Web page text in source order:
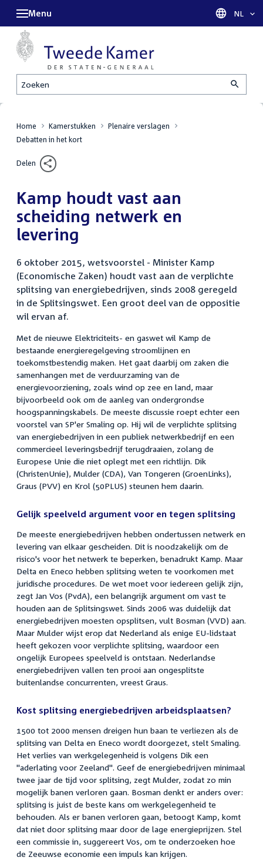
Zoeken
Menu Taal
NL
Home Kamerstukken
Plenaire verslagen
Debatten in het kort
Delen
Kamp houdt vast aan
scheiding netwerk en
levering
6 oktober 2015, wetsvoorstel - Minister Kamp
(Economische Zaken) houdt vast aan de verplichte
splitsing van energiebedrijven, sinds 2008 geregeld
in de Splitsingswet. Een groot deel van de oppositie
wil ervan af.
Met de nieuwe Elektriciteits- en gaswet wil Kamp de
bestaande energieregelgeving stroomlijnen en
toekomstbestendig maken. Het gaat daarbij om zaken die
samenhangen met de verduurzaming van de
energievoorziening, zoals wind op zee en land, maar
bijvoorbeeld ook om de aanleg van ondergrondse
hoogspanningskabels. De meeste discussie roept echter een
voorstel van SP'er Smaling op. Hij wil de verplichte splitsing
van energiebedrijven in een publiek netwerkbedrijf en een
commercieel leveringsbedrijf terugdraaien, zolang de
Europese Unie die niet oplegt met een richtlijn. Dik
(ChristenUnie), Mulder (CDA), Van Tongeren (GroenLinks),
Graus (PVV) en Krol (50PLUS) steunen hem daarin.
Gelijk speelveld argument voor en tegen splitsing
De meeste energiebedrijven hebben ondertussen netwerk en
levering van elkaar gescheiden. Dit is noodzakelijk om de
risico's voor het netwerk te beperken, benadrukt Kamp. Maar
Delta en Eneco hebben splitsing weten te voorkomen met
juridische procedures. De wet moet voor iedereen gelijk zijn,
zegt Jan Vos (PvdA), een belangrijk argument om vast te
houden aan de Splitsingswet. Sinds 2006 was duidelijk dat
energiebedrijven moesten opsplitsen, vult Bosman (VVD) aan.
Maar Mulder wijst erop dat Nederland als enige EU-lidstaat
heeft gekozen voor verplichte splitsing, waardoor een
ongelijk Europees speelveld is ontstaan. Nederlandse
energiebedrijven vallen ten prooi aan ongesplitste
buitenlandse concurrenten, vreest Graus.
Kost splitsing energiebedrijven arbeidsplaatsen?
1500 tot 2000 mensen dreigen hun baan te verliezen als de
splitsing van Delta en Eneco wordt doorgezet, stelt Smaling.
Het verlies van werkgelegenheid is volgens Dik een
"aderlating voor Zeeland". Geef de energiebedrijven minimaal
twee jaar de tijd voor splitsing, zegt Mulder, zodat zo min
mogelijk banen verloren gaan. Bosman denkt er anders over:
splitsing is juist de beste kans om werkgelegenheid te
behouden. Als er banen verloren gaan, betoogt Kamp, komt
dat niet door splitsing maar door de lage energieprijzen. Stel
een commissie in, suggereert Vos, om te onderzoeken hoe
de Zeeuwse economie een impuls kan krijgen.